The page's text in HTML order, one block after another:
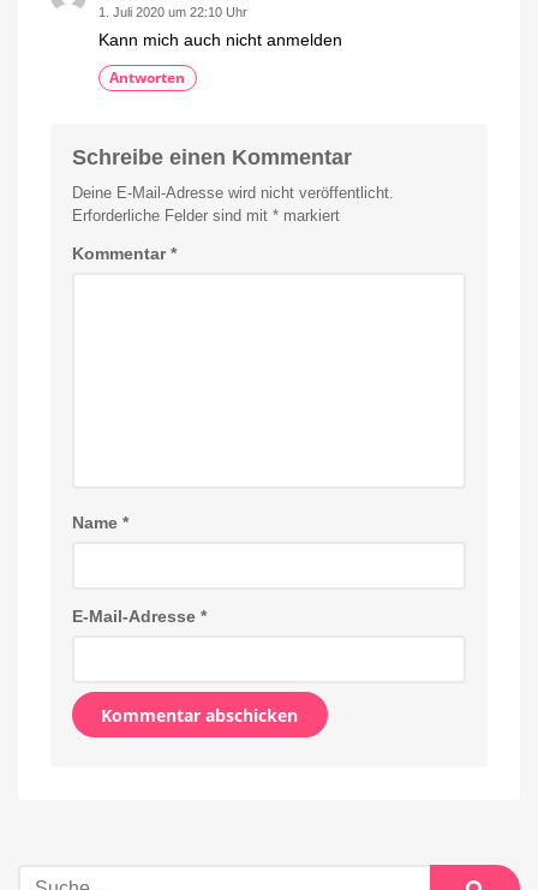
1. Juli 2020 um 22:10 Uhr
Kann mich auch nicht anmelden
Antworten
Schreibe einen Kommentar
Deine E-Mail-Adresse wird nicht veröffentlicht.
Erforderliche Felder sind mit * markiert
Kommentar*
Name *
E-Mail-Adresse *
Suche